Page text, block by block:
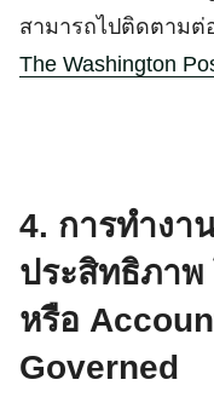
สามารถไปติดตามต่
The Washington
4. การทำงา
ประสิทธิภาพ
หรือ
Governed